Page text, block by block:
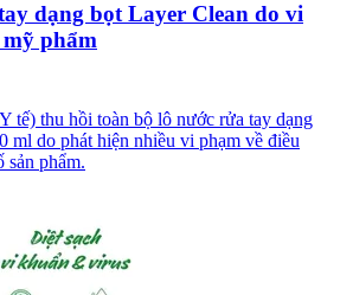
dạng bọt Layer Clean do vi
phẩm
tế) thu hồi toàn bộ lô nước rửa tay dạng
ml do phát hiện nhiều vi phạm về điều
sản phẩm.